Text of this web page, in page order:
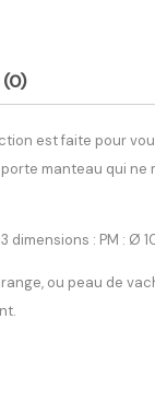
(0)
est faite pour
manteau qui
: PM : Ø
ou peau de